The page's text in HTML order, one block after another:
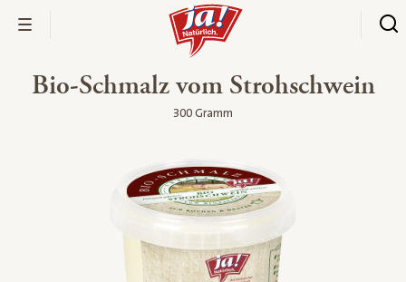
Bio-Schmalz vom Strohschwein
300 Gramm